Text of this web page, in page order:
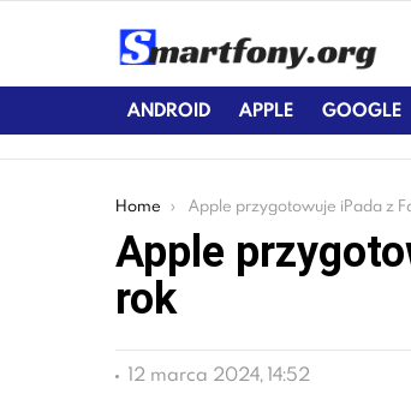
ANDROID APPLE GOOGLE
You are here:
Home Apple przygotowuje iPada z Face ID na
Apple
rok
12 marca 2024, 14:52